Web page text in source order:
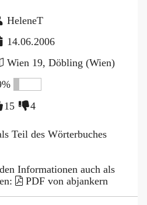
HeleneT
14.06.2006
Wien 19, Döbling (Wien)
15 4
Teil des Wörterbuches
Informationen auch als
PDF von abjankern